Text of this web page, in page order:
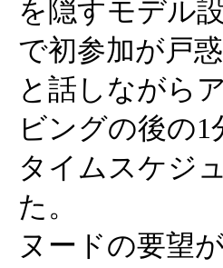
を隠すモデル
で初参加が戸
と話しながら
ビングの後の
タイムスケジ
た。
ヌードの要望